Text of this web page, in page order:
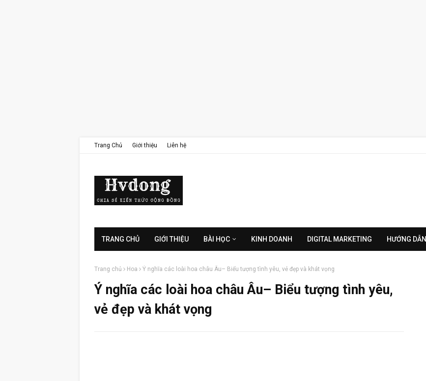
Trang Chủ Giới thiệu Liên hệ
TRANG CHỦ GIỚI THIỆU BÀI HỌC KINH DOANH DIGITAL MARKETING HƯỚNG DẪN
Trang chủ Hoa Ý nghĩa các loài hoa châu Âu– Biểu tượng tình yêu, vẻ đẹp và khát vọng
Ý nghĩa các loài hoa châu Âu– Biểu tượng tình yêu,
vẻ đẹp và khát vọng